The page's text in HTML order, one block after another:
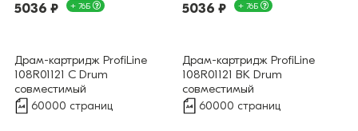
5036 ₽ + 76Б
Драм-картридж ProfiLine
108R01121 C Drum
совместимый
60000 страниц
5036 ₽ + 76Б
Драм-картридж ProfiLine
108R01121 BK Drum
совместимый
60000 страниц